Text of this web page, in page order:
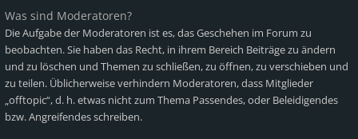
Was sind Moderatoren?
Die Aufgabe der Moderatoren ist es, das Geschehen im Forum zu
beobachten. Sie haben das Recht, in ihrem Bereich Beiträge zu ändern
und zu löschen und Themen zu schließen, zu öffnen, zu verschieben und
zu teilen. Üblicherweise verhindern Moderatoren, dass Mitglieder
„offtopic“, d. h. etwas nicht zum Thema Passendes, oder Beleidigendes
bzw. Angreifendes schreiben.